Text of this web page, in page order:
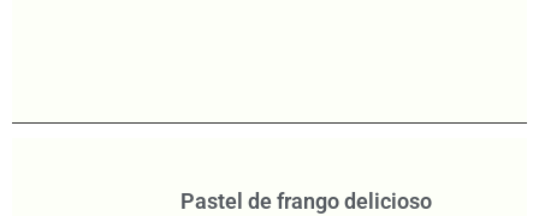
Pastel de frango delicioso